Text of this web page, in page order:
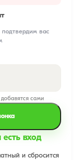
вас
сами
вход
и сбросится